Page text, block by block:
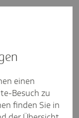
einen
Besuch zu
finden Sie in